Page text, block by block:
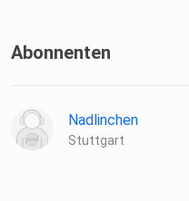
Abonnenten
Nadlinchen
Stuttgart